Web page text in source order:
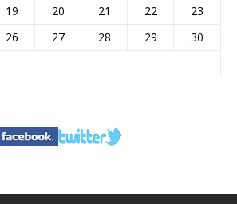
19 20 21 22
23
26 27 28 29
30